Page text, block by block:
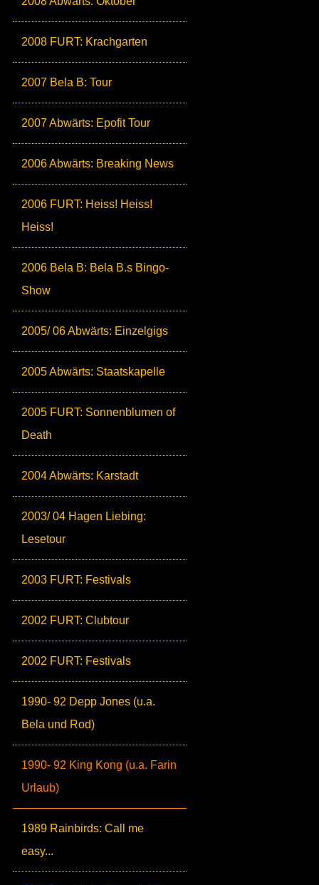
2008 FURT: Krachgarten
2007 Bela B: Tour
2007 Abwärts: Epofit Tour
2006 Abwärts: Breaking News
2006 FURT: Heiss! Heiss!
Heiss!
2006 Bela B: Bela B.s Bingo-
Show
2005/ 06 Abwärts: Einzelgigs
2005 Abwärts: Staatskapelle
2005 FURT: Sonnenblumen of
Death
2004 Abwärts: Karstadt
2003/ 04 Hagen Liebing:
Lesetour
2003 FURT: Festivals
2002 FURT: Clubtour
2002 FURT: Festivals
1990- 92 Depp Jones (u.a.
Bela und Rod)
1990- 92 King Kong (u.a. Farin
Urlaub)
1989 Rainbirds: Call me
easy...